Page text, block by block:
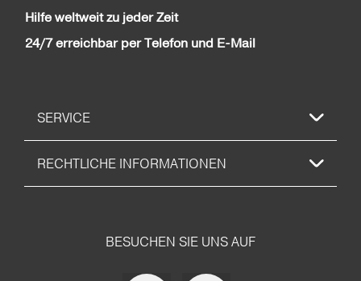
Hilfe weltweit zu jeder Zeit
24/7 erreichbar per Telefon und E-Mail
SERVICE
RECHTLICHE INFORMATIONEN
BESUCHEN SIE UNS AUF